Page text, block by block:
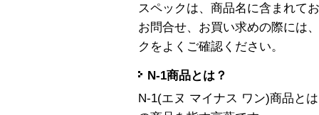
スペックは、商品名に含まれて
お問合せ、お買い求めの際には
クをよくご確認ください。
N-1商品とは？
N-1(エヌ マイナス ワン)商品と